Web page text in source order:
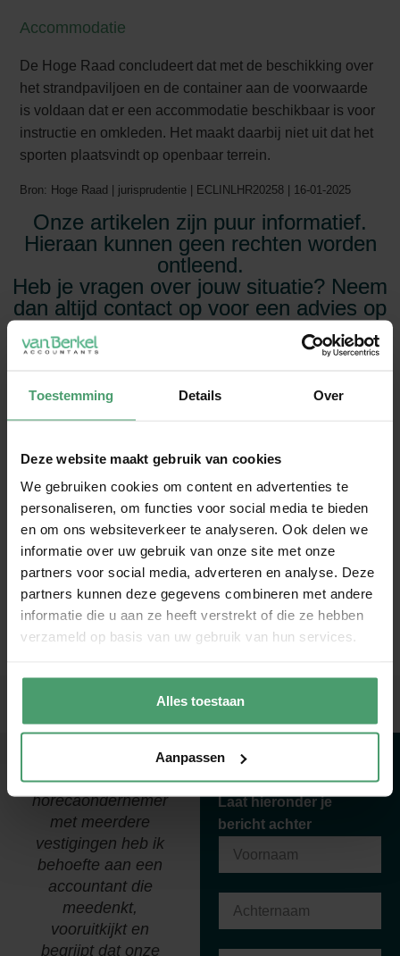
Toestemming Details Over
Deze website maakt gebruik van cookies
We gebruiken cookies om content en advertenties te
personaliseren, om functies voor social media te bieden
en om ons websiteverkeer te analyseren. Ook delen we
informatie over uw gebruik van onze site met onze
partners voor social media, adverteren en analyse. Deze
partners kunnen deze gegevens combineren met andere
informatie die u aan ze heeft verstrekt of die ze hebben
verzameld op basis van uw gebruik van hun services.
Alles toestaan
Aanpassen
Accommodatie
De Hoge Raad concludeert dat met de beschikking over
het strandpaviljoen en de container aan de voorwaarde
is voldaan dat er een accommodatie beschikbaar is voor
instructie en omkleden. Het maakt daarbij niet uit dat het
sporten plaatsvindt op openbaar terrein.
Bron: Hoge Raad | jurisprudentie | ECLINLHR20258 | 16-01-2025
Onze artikelen zijn puur informatief.
Hieraan kunnen geen rechten worden
ontleend.
Heb je vragen over jouw situatie? Neem
dan altijd contact op voor een advies op
Een te mooie deal met de auto van de zaak? Dat kan duur uitpakken
We horen graag van je!
Laat hieronder je
bericht achter
Als
horecaondernemer
met meerdere
vestigingen heb ik
behoefte aan een
accountant die
meedenkt,
vooruitkijkt en
begrijpt dat onze
"Wij zijn al meer dan
30 jaar een
tevreden klant bij
Accountants. Kennis
persoonlijk contact
zorgen hiervoor."